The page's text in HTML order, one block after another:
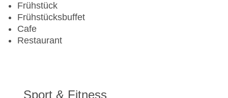
Frühstück
Frühstücksbuffet
Cafe
Restaurant
Sport & Fitness